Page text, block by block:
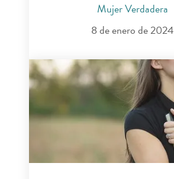
Mujer Verdadera
8 de enero de 2024